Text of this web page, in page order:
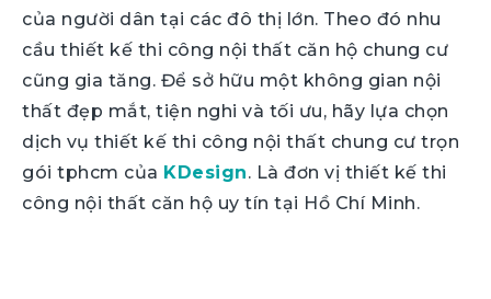
của người dân tại các đô thị lớn. Theo đó nhu
cầu thiết kế thi công nội thất căn hộ chung cư
cũng gia tăng. Để sở hữu một không gian nội
thất đẹp mắt, tiện nghi và tối ưu, hãy lựa chọn
dịch vụ thiết kế thi công nội thất chung cư trọn
gói tphcm của KDesign. Là đơn vị thiết kế thi
công nội thất căn hộ uy tín tại Hồ Chí Minh.